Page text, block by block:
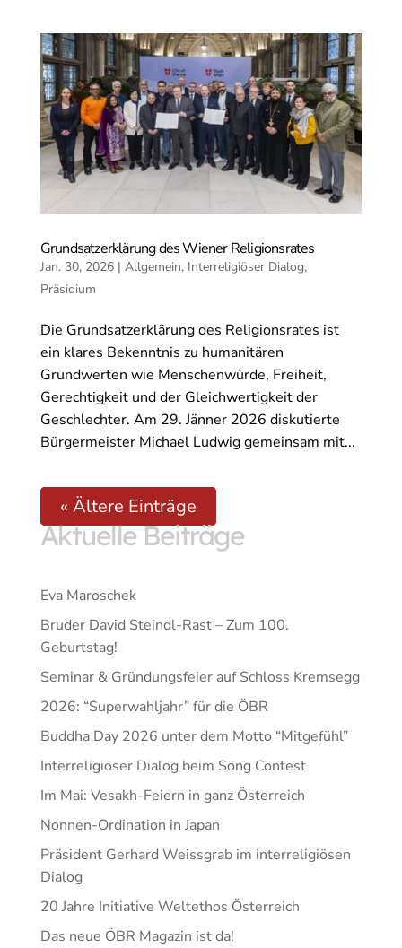
Grundsatzerklärung des Wiener Religionsrates
Jan. 30, 2026| Allgemein, Interreligiöser Dialog,
Präsidium
Die Grundsatzerklärung des Religionsrates ist
ein klares Bekenntnis zu humanitären
Grundwerten wie Menschenwürde, Freiheit,
Gerechtigkeit und der Gleichwertigkeit der
Geschlechter. Am 29. Jänner 2026 diskutierte
Bürgermeister Michael Ludwig gemeinsam mit...
« Ältere Einträge
Aktuelle Beiträge
Eva Maroschek
Bruder David Steindl-Rast – Zum 100.
Geburtstag!
Seminar & Gründungsfeier auf Schloss Kremsegg
2026: “Superwahljahr” für die ÖBR
Buddha Day 2026 unter dem Motto “Mitgefühl”
Interreligiöser Dialog beim Song Contest
Im Mai: Vesakh-Feiern in ganz Österreich
Nonnen-Ordination in Japan
Präsident Gerhard Weissgrab im interreligiösen
Dialog
20 Jahre Initiative Weltethos Österreich
Das neue ÖBR Magazin ist da!